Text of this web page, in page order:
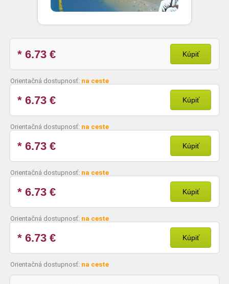
* 6.73 € Kúpiť
Orientačná dostupnosť: na ceste
* 6.73 € Kúpiť
Orientačná dostupnosť: na ceste
* 6.73 € Kúpiť
Orientačná dostupnosť: na ceste
* 6.73 € Kúpiť
Orientačná dostupnosť: na ceste
* 6.73 € Kúpiť
Orientačná dostupnosť: na ceste